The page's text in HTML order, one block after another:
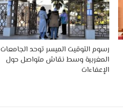
رسوم التوقيت الميسر توحد الجامعات
المغربية وسط نقاش متواصل حول
الإعفاءات